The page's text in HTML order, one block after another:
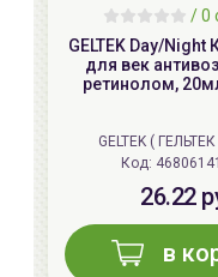
/0
GELTEK Day/
для век
ретинолом,
GELTEK (
Код:
26.22
в